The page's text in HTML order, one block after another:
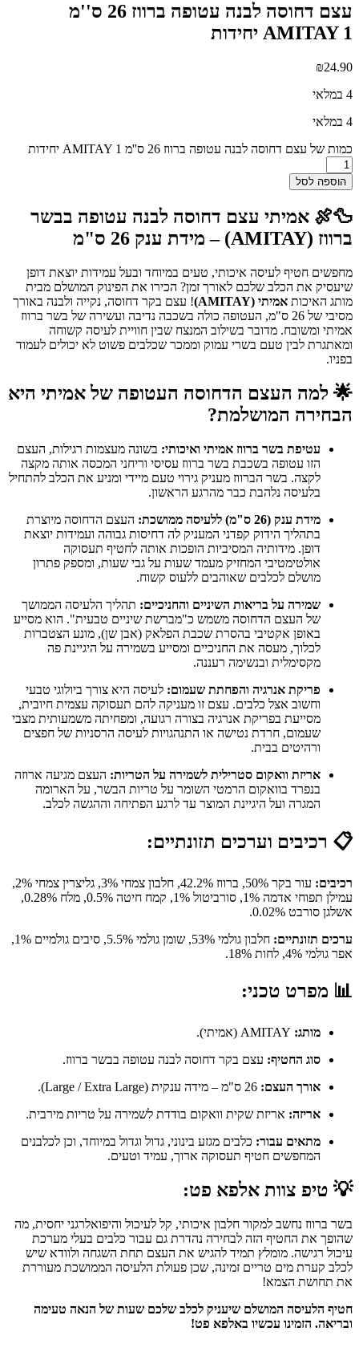
עצם דחוסה לבנה עטופה ברווז 26 ס''מ
AMITAY 1 יחידות
₪24.90
4 במלאי
4 במלאי
כמות של עצם דחוסה לבנה עטופה ברווז 26 ס''מ AMITAY 1 יחידות
הוספה לסל
🦆🍖 אמיתי עצם דחוסה לבנה עטופה בבשר
ברווז (AMITAY) – מידת ענק 26 ס"מ
מחפשים חטיף לעיסה איכותי, טעים במיוחד ובעל עמידות יוצאת דופן
שיעסיק את הכלב שלכם לאורך זמן? הכירו את הפינוק המושלם מבית
מותג האיכות אמיתי (AMITAY)
! עצם בקר דחוסה, נקייה ולבנה באורך
מסיבי של 26 ס"מ, העטופה כולה בשכבה נדיבה ועשירה של בשר ברווז
אמיתי ומשובח. מדובר בשילוב המנצח שבין חוויית לעיסה קשוחה
ומאתגרת לבין טעם בשרי עמוק וממכר שכלבים פשוט לא יכולים לעמוד
בפניו.
🌟 למה העצם הדחוסה העטופה של אמיתי היא
הבחירה המושלמת?
עטיפת בשר ברווז אמיתי ואיכותי: בשונה מעצמות רגילות, העצם
הזו עטופה בשכבת בשר ברווז עסיסי וריחני המכסה אותה מקצה
לקצה. בשר הברווז מעניק גירוי טעם מיידי ומניע את הכלב להתחיל
בלעיסה נלהבת כבר מהרגע הראשון.
מידת ענק (26 ס"מ) ללעיסה ממושכת:
העצם הדחוסה מיוצרת
בתהליך הידוק קפדני המעניק לה דחיסות גבוהה ועמידות יוצאת
דופן. מידותיה המסיביות הופכות אותה לחטיף תעסוקה
אולטימטיבי המחזיק מעמד שעות על גבי שעות, ומספק פתרון
מושלם לכלבים שאוהבים ללעוס קשוח.
שמירה על בריאות השיניים והחניכיים: תהליך הלעיסה הממושך
של העצם הדחוסה משמש כ"מברשת שיניים טבעית". הוא מסייע
באופן אקטיבי בהסרת שכבת הפלאק (אבן שן), מונע הצטברות
לכלוך, מעסה את החניכיים ומסייע בשמירה על היגיינת פה
מקסימלית ובנשימה רעננה.
פריקת אנרגיה והפחתת שעמום: לעיסה היא צורך ביולוגי טבעי
וחשוב אצל כלבים. עצם זו מעניקה להם תעסוקה עצמית חיובית,
מסייעת בפריקת אנרגיה בצורה רגועה, ומפחיתה משמעותית מצבי
שעמום, חרדת נטישה או התנהגויות לעיסה הרסניות של חפצים
ורהיטים בבית.
אריזת וואקום סטרילית לשמירה על הטריות: העצם מגיעה ארוזה
בנפרד בוואקום הרמטי השומר על טריות הבשר, על הארומה
המגרה ועל היגיינת המוצר עד לרגע הפתיחה וההגשה לכלב.
📋 רכיבים וערכים תזונתיים:
רכיבים:
עור בקר 50%, ברווז 42.2%, חלבון צמחי 3%, גליצרין צמחי 2%,
עמילן תפוחי אדמה 1%, סורביטול 1%, קמח חיטה 0.5%, מלח 0.28%,
אשלגן סורבט 0.02%.
ערכים תזונתיים:
חלבון גולמי 53%, שומן גולמי 5.5%, סיבים גולמיים 1%,
אפר גולמי 4%, לחות 18%.
📊 מפרט טכני:
מותג:
סוג החטיף: עצם בקר דחוסה לבנה עטופה בבשר ברווז.
אורך העצם:
אריזה: אריזת שקית וואקום בודדת לשמירה על טריות מירבית.
מתאים עבור: כלבים מגזע בינוני, גדול וגדול במיוחד, וכן לכלבנים
המחפשים חטיף תעסוקה ארוך, עמיד וטעים.
💡 טיפ צוות אלפא פט:
בשר ברווז נחשב למקור חלבון איכותי, קל לעיכול והיפואלרגני יחסית, מה
שהופך את החטיף הזה לבחירה נהדרת גם עבור כלבים בעלי מערכת
עיכול רגישה. מומלץ תמיד להגיש את העצם תחת השגחה ולוודא שיש
לכלב קערת מים טריים זמינה, שכן פעולת הלעיסה הממושכת מעוררת
את תחושת הצמא!
חטיף הלעיסה המושלם שיעניק לכלב שלכם שעות של הנאה טעימה
ובריאה. הזמינו עכשיו באלפא פט!